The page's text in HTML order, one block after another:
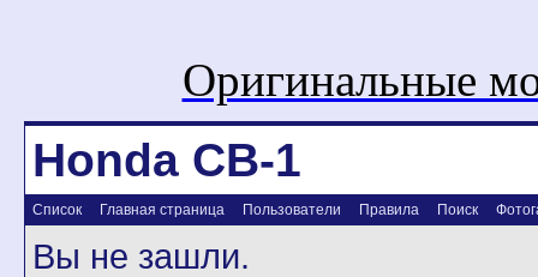
Оригинальные
Honda CB-1
Список Главная страница Пользователи Правила Поиск
Вы не зашли.